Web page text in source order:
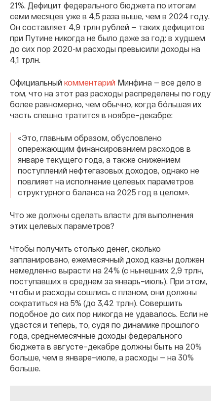
21%. Дефицит федерального бюджета по итогам
семи месяцев уже в 4,5 раза выше, чем в 2024 году.
Он составляет 4,9 трлн рублей — таких дефицитов
при Путине никогда не было даже за год: в худшем
до сих пор 2020-м расходы превысили доходы на
4,1 трлн.
Официальный комментарий Минфина — все дело в
том, что на этот раз расходы распределены по году
более равномерно, чем обычно, когда бóльшая их
часть спешно тратится в ноябре–декабре:
«Это, главным образом, обусловлено
опережающим финансированием расходов в
январе текущего года, а также снижением
поступлений нефтегазовых доходов, однако не
повлияет на исполнение целевых параметров
структурного баланса на 2025 год в целом».
Что же должны сделать власти для выполнения
этих целевых параметров?
Чтобы получить столько денег, сколько
запланировано, ежемесячный доход казны должен
немедленно вырасти на 24% (с нынешних 2,9 трлн,
поступавших в среднем за январь–июль). При этом,
чтобы и расходы сошлись с планом, они должны
сократиться на 5% (до 3,42 трлн). Совершить
подобное до сих пор никогда не удавалось. Если не
удастся и теперь, то, судя по динамике прошлого
года, среднемесячные доходы федерального
бюджета в августе–декабре должны быть на 20%
больше, чем в январе–июле, а расходы — на 30%
больше.